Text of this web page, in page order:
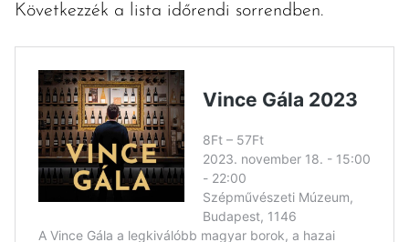
Következzék a lista időrendi sorrendben.